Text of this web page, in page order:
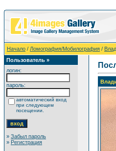
Начало / Ломография/Мобилография /
Пользователь »
логин:
пароль:
автоматический вход
при следующем
посещении.
» Забыл пароль
» Регистрация